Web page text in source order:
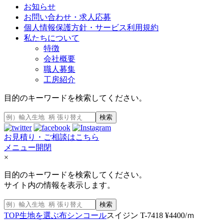
お知らせ
お問い合わせ・求人応募
個人情報保護方針・サービス利用規約
私たちについて
特徴
会社概要
職人募集
工房紹介
目的のキーワードを検索してください。
検索
お見積り・ご相談はこちら
メニュー開閉
×
目的のキーワードを検索してください。
サイト内の情報を表示します。
検索
TOP生地を選ぶ布シンコールスイジン T-7418 ¥4400/ｍ